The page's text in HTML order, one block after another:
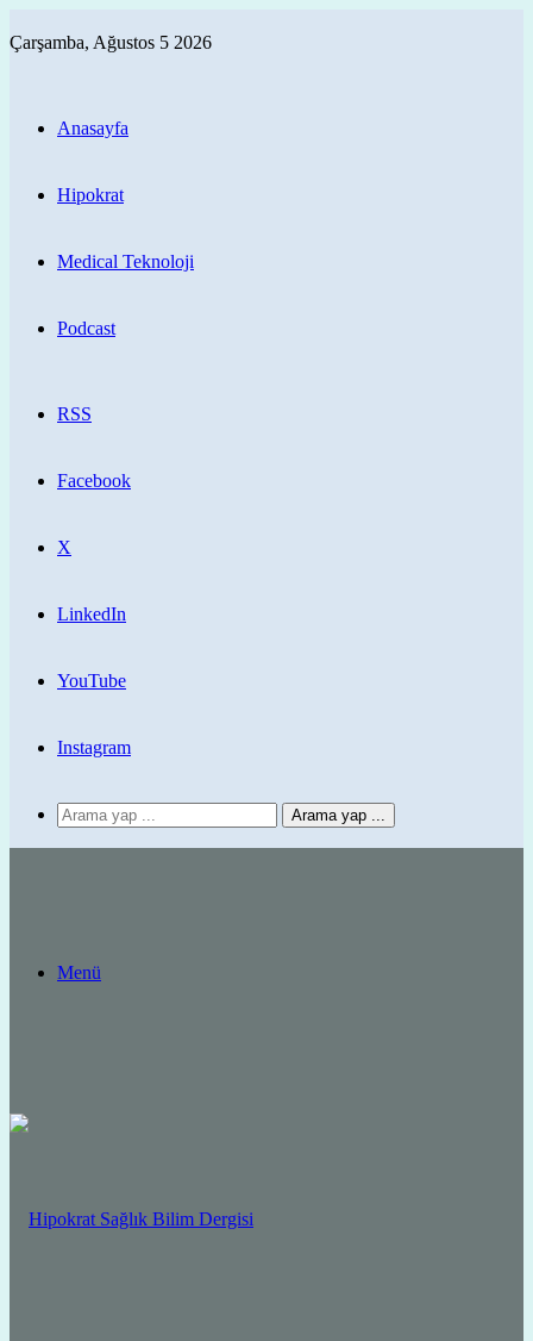
Çarşamba, Ağustos 5 2026
Anasayfa
Hipokrat
Medical Teknoloji
Podcast
RSS
Facebook
X
LinkedIn
YouTube
Instagram
Arama yap ...
Menü